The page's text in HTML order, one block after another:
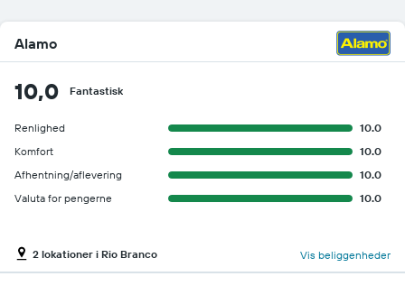
Alamo
10,0 Fantastisk
Renlighed
10.0
Komfort
10.0
Afhentning/aflevering
10.0
Valuta for pengerne
10.0
2 lokationer i Rio Branco Vis beliggenheder